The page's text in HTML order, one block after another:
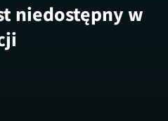
niedostępny w